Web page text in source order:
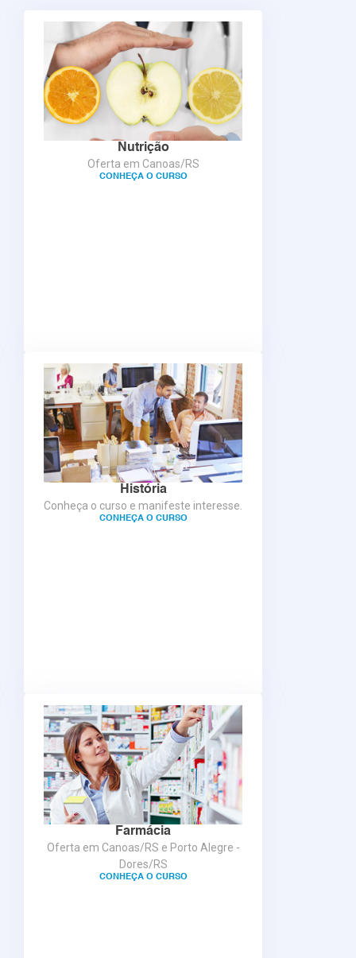
Nutrição
Oferta em Canoas/RS
CONHEÇA O CURSO
História
Conheça o curso e manifeste interesse.
CONHEÇA O CURSO
Farmácia
Oferta em Canoas/RS e Porto Alegre -
Dores/RS
CONHEÇA O CURSO